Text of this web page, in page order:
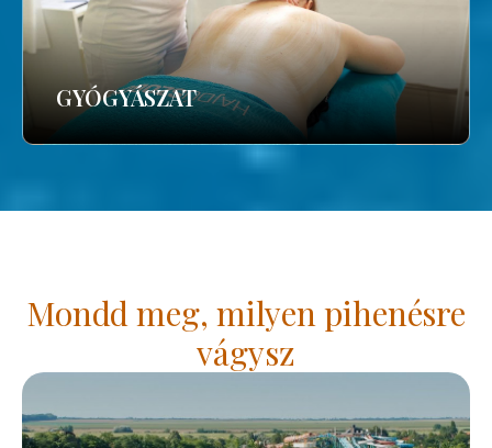
GYÓGYÁSZAT
Mondd meg, milyen pihenésre
vágysz